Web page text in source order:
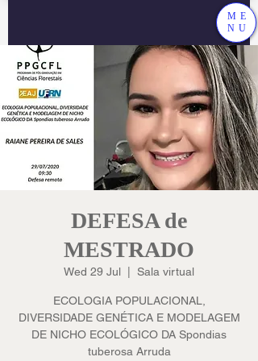
ME
NU
DEFESA de
MESTRADO
Wed 29 Jul Sala virtual
ECOLOGIA POPULACIONAL,
DIVERSIDADE GENÉTICA E MODELAGEM
DE NICHO ECOLÓGICO DA Spondias
tuberosa Arruda